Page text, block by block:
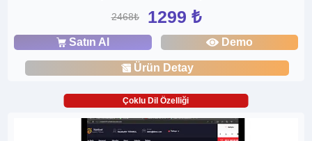
2468₺ 1299 ₺
Satın Al Demo
Ürün Detay
Çoklu Dil Özelliği